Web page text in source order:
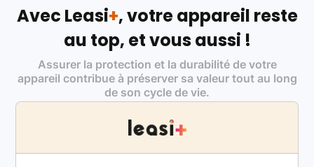
Avec Leasi+, votre appareil reste
au top, et vous aussi !
Assurer la protection et la durabilité de votre
appareil contribue à préserver sa valeur tout au long
de son cycle de vie.